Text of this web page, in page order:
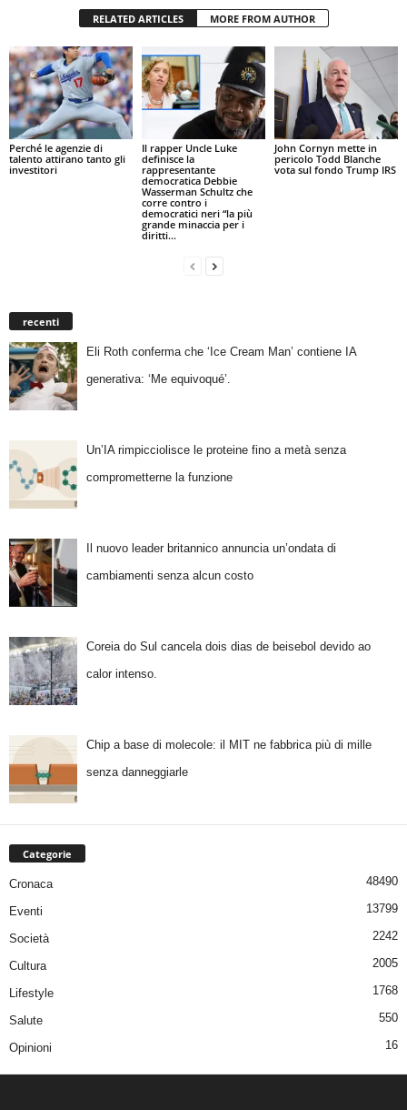
RELATED ARTICLES MORE FROM AUTHOR
Perché le agenzie di
talento attirano tanto gli
investitori
Il rapper Uncle Luke
definisce la
rappresentante
democratica Debbie
Wasserman Schultz che
corre contro i
democratici neri “la più
grande minaccia per i
diritti...
John Cornyn mette in
pericolo Todd Blanche
vota sul fondo Trump IRS
recenti
Eli Roth conferma che ‘Ice Cream Man’ contiene IA
generativa: ‘Me equivoqué’.
Un’IA rimpicciolisce le proteine fino a metà senza
comprometterne la funzione
Il nuovo leader britannico annuncia un’ondata di
cambiamenti senza alcun costo
Coreia do Sul cancela dois dias de beisebol devido ao
calor intenso.
Chip a base di molecole: il MIT ne fabbrica più di mille
senza danneggiarle
Categorie
Cronaca 48490
Eventi 13799
Società 2242
Cultura 2005
Lifestyle 1768
Salute 550
Opinioni 16